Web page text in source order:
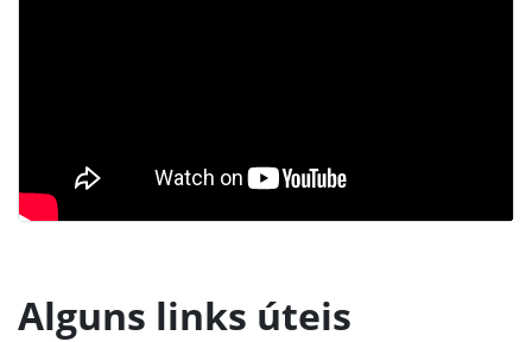
Alguns links úteis